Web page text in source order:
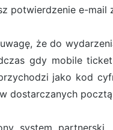
potwierdzenie e-mail
że do
gdy mobile
jako kod
dostarczanych